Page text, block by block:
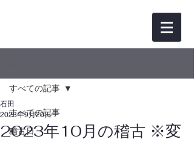
すべての記事
稽古日
すべての記事
2023年10月の稽古 ※変
石田
2023年9月20日